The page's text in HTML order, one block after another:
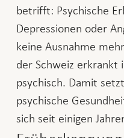
betrifft: Psychische
Depressionen oder
keine Ausnahme
der Schweiz erkrankt
psychisch. Damit
psychische
sich seit einigen